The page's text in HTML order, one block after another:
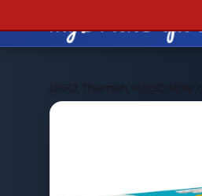
LEGO Themen >LEGO NEW >